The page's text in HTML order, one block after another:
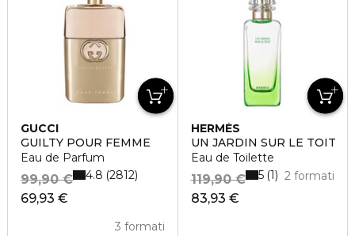
GUCCI
GUILTY POUR FEMME
Eau de Parfum
69,93 €
99,90 €
3 formati
4.8 2812
HERMÈS
UN JARDIN SUR LE TOIT
Eau de Toilette
83,93 €
119,90 € 2 formati
5 1